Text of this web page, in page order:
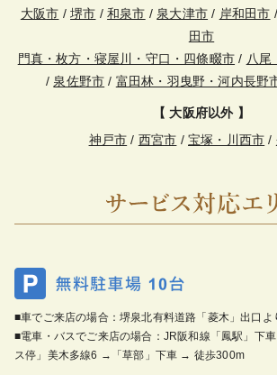
大阪市 /堺市 /和泉市 / 泉大津市 / 岸和田市
田市
門真・枚方・寝屋川・守口・四條畷市 / 八尾
/ 泉佐野市 / 富田林・羽曳野・河内長野
【 大阪府以外 】
神戸市 / 西宮市 / 宝塚・川西市 /
■車でご来店の場合：堺泉北有料道路「菱木」出口よ
■電車・バスでご来店の場合：JR阪和線「鳳駅」下
ス停」美木多線6 →「草部」下車 → 徒歩300m